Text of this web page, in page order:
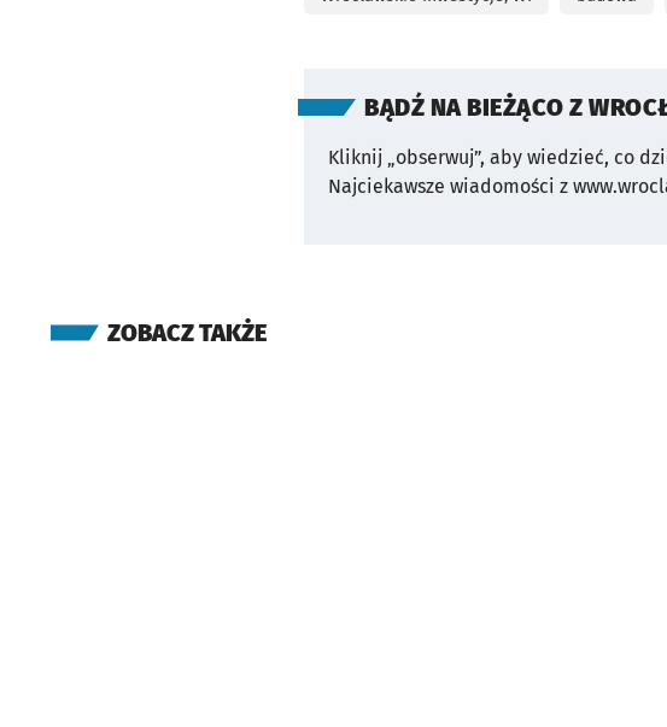
BĄDŹ NA BIEŻĄCO Z
Kliknij „obserwuj”, aby wiedzieć, co
Najciekawsze wiadomości z
ZOBACZ TAKŻE